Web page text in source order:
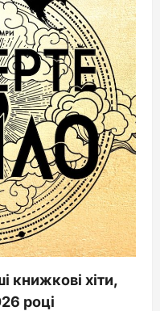
книжкові хіти,
році